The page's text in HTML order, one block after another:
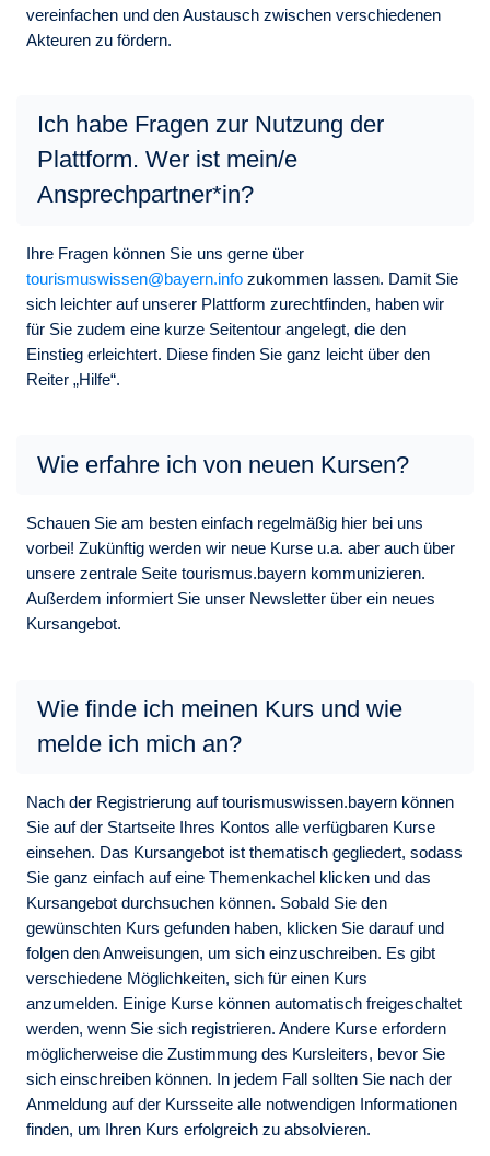
vereinfachen und den Austausch zwischen verschiedenen
Akteuren zu fördern.
Ich habe Fragen zur Nutzung der
Plattform. Wer ist mein/e
Ansprechpartner*in?
Ihre Fragen können Sie uns gerne über
tourismuswissen@bayern.info zukommen lassen. Damit Sie
sich leichter auf unserer Plattform zurechtfinden, haben wir
für Sie zudem eine kurze Seitentour angelegt, die den
Einstieg erleichtert. Diese finden Sie ganz leicht über den
Reiter „Hilfe“.
Wie erfahre ich von neuen Kursen?
Schauen Sie am besten einfach regelmäßig hier bei uns
vorbei! Zukünftig werden wir neue Kurse u.a. aber auch über
unsere zentrale Seite tourismus.bayern kommunizieren.
Außerdem informiert Sie unser Newsletter über ein neues
Kursangebot.
Wie finde ich meinen Kurs und wie
melde ich mich an?
Nach der Registrierung auf tourismuswissen.bayern können
Sie auf der Startseite Ihres Kontos alle verfügbaren Kurse
einsehen. Das Kursangebot ist thematisch gegliedert, sodass
Sie ganz einfach auf eine Themenkachel klicken und das
Kursangebot durchsuchen können. Sobald Sie den
gewünschten Kurs gefunden haben, klicken Sie darauf und
folgen den Anweisungen, um sich einzuschreiben. Es gibt
verschiedene Möglichkeiten, sich für einen Kurs
anzumelden. Einige Kurse können automatisch freigeschaltet
werden, wenn Sie sich registrieren. Andere Kurse erfordern
möglicherweise die Zustimmung des Kursleiters, bevor Sie
sich einschreiben können. In jedem Fall sollten Sie nach der
Anmeldung auf der Kursseite alle notwendigen Informationen
finden, um Ihren Kurs erfolgreich zu absolvieren.